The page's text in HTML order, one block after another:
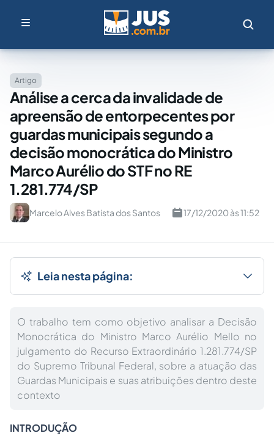
Artigo
Análise a cerca da invalidade de
apreensão de entorpecentes por
guardas municipais segundo a
decisão monocrática do Ministro
Marco Aurélio do STF no RE
1.281.774/SP
Marcelo Alves Batista dos Santos 17/12/2020 às 11:52
Leia nesta página:
O trabalho tem como objetivo analisar a Decisão
Monocrática do Ministro Marco Aurélio Mello no
julgamento do Recurso Extraordinário 1.281.774/SP
do Supremo Tribunal Federal, sobre a atuação das
Guardas Municipais e suas atribuições dentro deste
contexto
INTRODUÇÃO